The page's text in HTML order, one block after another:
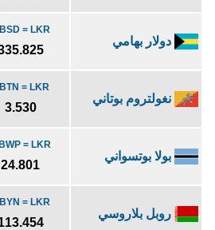
دولار بهامي
= LKR
نغولتروم بوتاني
= LKR
3.530
بولا بوتسواني
= LKR
24.801
روبل بلاروسي
= LKR